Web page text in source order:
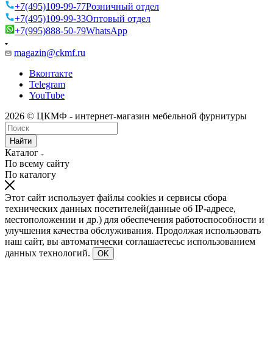
+7(495)109-99-77Розничный отдел
+7(495)109-99-33Оптовый отдел
+7(995)888-50-79WhatsApp
magazin@ckmf.ru
Вконтакте
Telegram
YouTube
2026 © ЦКМФ - интернет-магазин мебельной фурнитуры
Найти
Каталог
По всему сайту
По каталогу
Этот сайт использует файлы cookies и сервисы сбора
технических данных посетителей(данные об IP-адресе,
местоположении и др.) для обеспечения работоспособности и
улучшения качества обслуживания. Продолжая использовать
наш сайт, вы автоматически соглашаетесьс использованием
данных технологий.
OK